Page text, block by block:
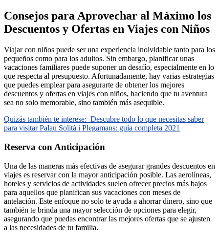
Consejos para Aprovechar al Máximo los
Descuentos y Ofertas en Viajes con Niños
Viajar con niños puede ser una experiencia inolvidable tanto para los
pequeños como para los adultos. Sin embargo, planificar unas
vacaciones familiares puede suponer un desafío, especialmente en lo
que respecta al presupuesto. Afortunadamente, hay varias estrategias
que puedes emplear para asegurarte de obtener los mejores
descuentos y ofertas en viajes con niños, haciendo que tu aventura
sea no solo memorable, sino también más asequible.
Quizás también te interese: Descubre todo lo que necesitas saber
para visitar Palau Solità i Plegamans: guía completa 2021
Reserva con Anticipación
Una de las maneras más efectivas de asegurar grandes descuentos en
viajes es reservar con la mayor anticipación posible. Las aerolíneas,
hoteles y servicios de actividades suelen ofrecer precios más bajos
para aquellos que planifican sus vacaciones con meses de
antelación. Este enfoque no solo te ayuda a ahorrar dinero, sino que
también te brinda una mayor selección de opciones para elegir,
asegurando que puedas encontrar las mejores ofertas que se ajusten
a las necesidades de tu familia.